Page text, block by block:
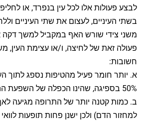
לבצע פעולות אלו לכל עין בנפרד, או
בשתי העיניים, לעצום את שתי העיניים
משני צידי שורש האף במקביל למשך
פעולה זאת של לחיצה, ו/או עצימת העין,
חשובות:
א. יותר חומר פעיל מהטיפות נספג לתוך
50% בספיגה, שהינו הכפלה של השפעת התרופה)
ב. כמות קטנה יותר של התרופה מגיעה
למחזור הדם) ולכן ישנן פחות תופעות